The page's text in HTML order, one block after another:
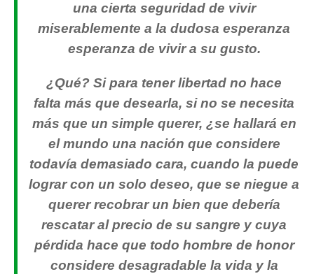
una cierta seguridad de vivir
miserablemente a la dudosa esperanza
esperanza de vivir a su gusto.
¿Qué? Si para tener libertad no hace
falta más que desearla, si no se necesita
más que un simple querer, ¿se hallará en
el mundo una nación que considere
todavía demasiado cara, cuando la puede
lograr con un solo deseo, que se niegue a
querer recobrar un bien que debería
rescatar al precio de su sangre y cuya
pérdida hace que todo hombre de honor
considere desagradable la vida y la